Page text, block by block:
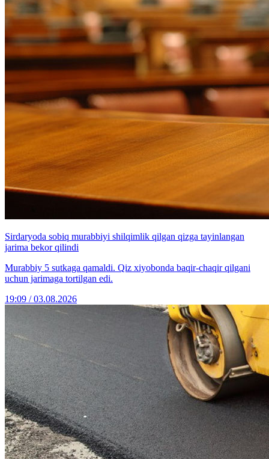
Sirdaryoda sobiq murabbiyi shilqimlik qilgan qizga tayinlangan
jarima bekor qilindi
Murabbiy 5 sutkaga qamaldi. Qiz xiyobonda baqir-chaqir qilgani
uchun jarimaga tortilgan edi.
19:09 / 03.08.2026